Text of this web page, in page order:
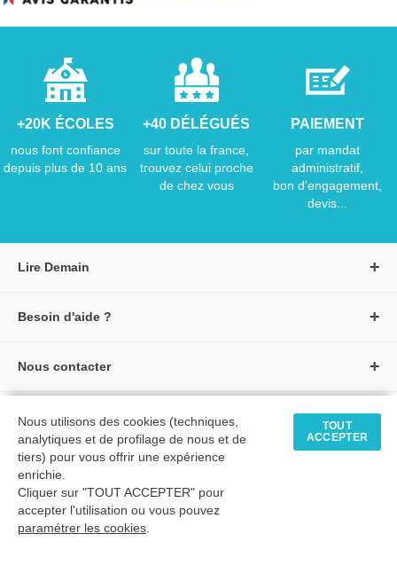
+20K ÉCOLES
nous font confiance
depuis plus de 10 ans
+40 DÉLÉGUÉS
sur toute la france,
trouvez celui proche
de chez vous
PAIEMENT
par mandat
administratif,
bon d'engagement,
devis...
Lire Demain
Créer un compte
★ Avis clients vérifiés
Besoin d'aide ?
Livraisons et retours
Tarifs négociés
Comment passer commande
Mon compte
Nous contacter
Formulaire de contact
Siège social
Tous nos livres
Livres petite enfance
Livres maternelle
Livres élémentaire
Livres collège
© 2026 - LIRE DEMAIN
C.G.U | C.G.V | Plan du site
Nous utilisons des cookies (techniques,
analytiques et de profilage de nous et de
tiers) pour vous offrir une expérience
enrichie.
Cliquer sur "TOUT ACCEPTER" pour
accepter l'utilisation ou vous pouvez
paramétrer les cookies.
TOUT
ACCEPTER